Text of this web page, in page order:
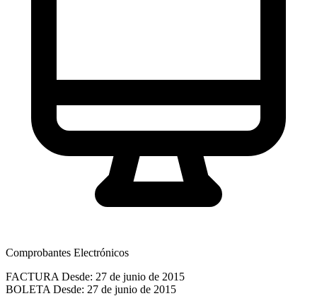
Comprobantes Electrónicos
FACTURA Desde: 27 de junio de 2015
BOLETA Desde: 27 de junio de 2015